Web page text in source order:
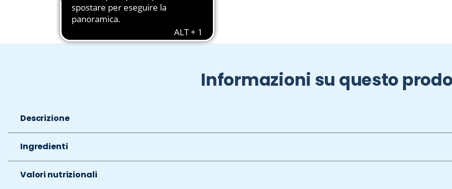
Slide 1 di 2
Informazioni su questo
Descrizione
Ingredienti
Valori nutrizionali